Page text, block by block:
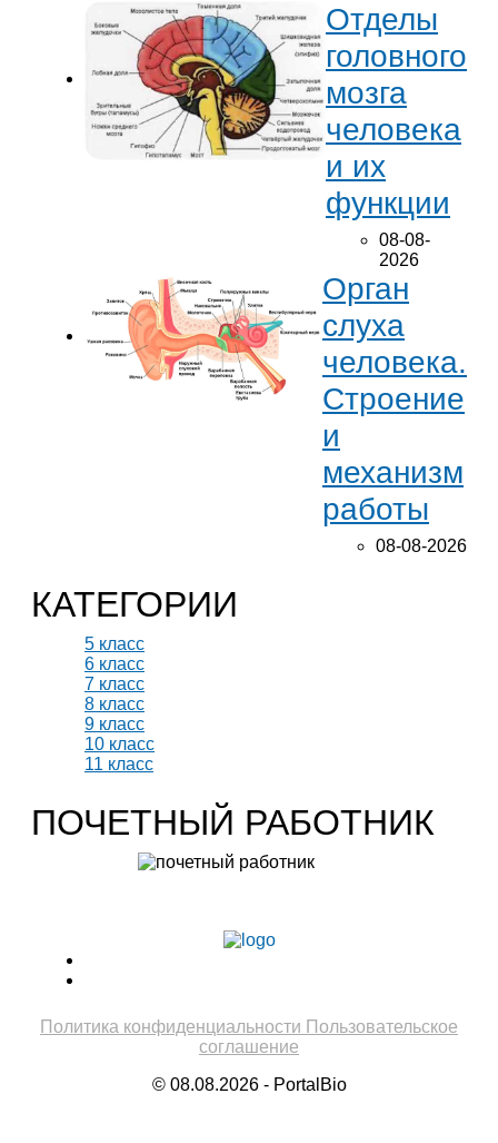
Отделы
головного
мозга
человека
и их
функции
08-08-
2026
Орган
слуха
человека.
Строение
и
механизм
работы
08-08-2026
КАТЕГОРИИ
5 класс
6 класс
7 класс
8 класс
9 класс
10 класс
11 класс
ПОЧЕТНЫЙ РАБОТНИК
Политика конфиденциальности Пользовательское
соглашение
© 08.08.2026 - PortalBio